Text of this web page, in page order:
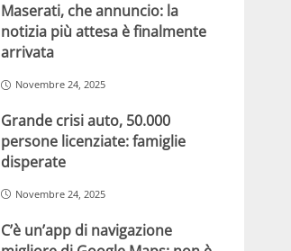
Maserati, che annuncio: la
notizia più attesa è finalmente
arrivata
Novembre 24, 2025
Grande crisi auto, 50.000
persone licenziate: famiglie
disperate
Novembre 24, 2025
C’è un’app di navigazione